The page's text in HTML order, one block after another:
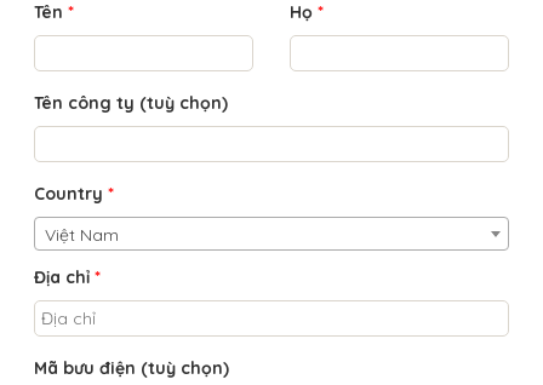
Tên * Họ *
Tên công ty (tuỳ chọn)
Country *
Việt Nam
Địa chỉ *
Mã bưu điện (tuỳ chọn)